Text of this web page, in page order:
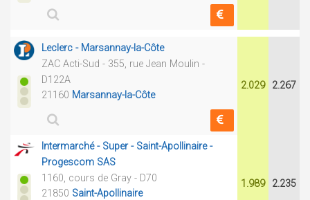
Leclerc - Marsannay-la-Côte
ZAC Acti-Sud - 355, rue Jean Moulin -
D122A
21160 Marsannay-la-Côte
2.029 2.267
Intermarché - Super - Saint-Apollinaire -
Progescom SAS
1160, cours de Gray - D70
21850 Saint-Apollinaire
1.989 2.235